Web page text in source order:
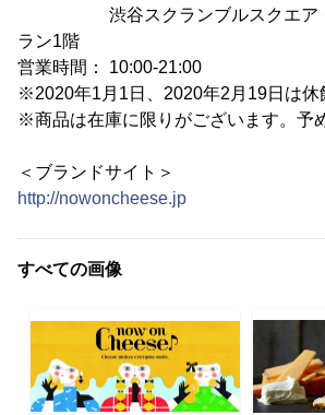
渋谷スクランブルスクエア シ
ラン1階
営業時間： 10:00-21:00
※2020年1月1日、2020年2月19日は休
※商品は在庫に限りがございます。予
＜ブランドサイト＞
http://nowoncheese.jp
すべての画像